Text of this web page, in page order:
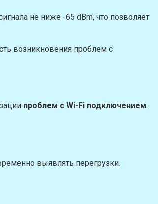
не ниже -65 dBm, что позволяет
возникновения проблем с
проблем с Wi-Fi подключением.
выявлять перегрузки.